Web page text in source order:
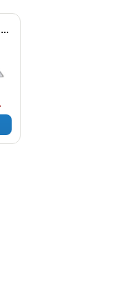
Матрас ProSon FIRST...